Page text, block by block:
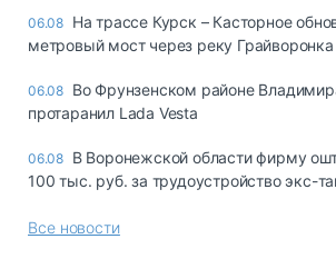
06.08 На трассе Курск – Касторное
метровый мост через реку Грайворонка
06.08 Во Фрунзенском районе
протаранил Lada Vesta
06.08 В Воронежской области фирму
100 тыс. руб. за трудоустройство экс-
Все новости